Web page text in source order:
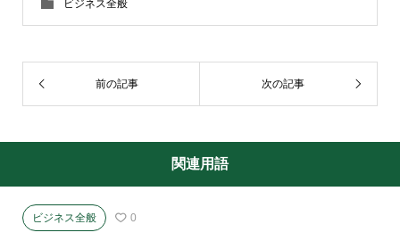
ビジネス全般
前の記事 次の記事
関連用語
ビジネス全般 0